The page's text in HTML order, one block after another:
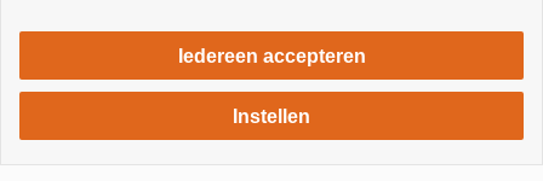
455 €/ week
Iedereen accepteren
Instellen